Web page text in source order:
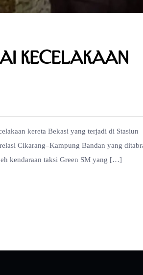
Kecelakaan
kereta Bekasi yang terjadi di Stasiun
Cikarang–Kampung Bandan yang
kendaraan taksi Green SM yang […]